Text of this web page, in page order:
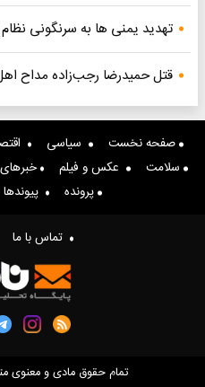
تهدید یمنی ها به سرنگونی
قتل حمیدرضا رجب‌زاده مداح
صفحه نخست سیاسی
سلامت
عکس و فیلم
پرونده
پیوندها
تماس با ما
تمام حقوق مادی و معنوی